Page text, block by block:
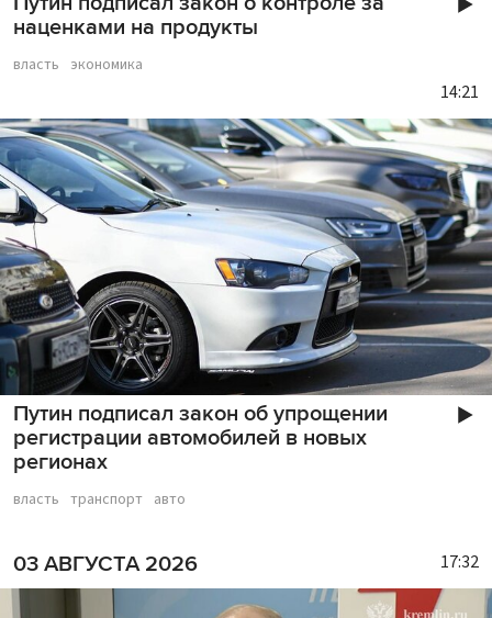
наценками на продукты
власть экономика
Путин подписал закон об упрощении
регистрации автомобилей в новых
регионах
14:21
власть транспорт авто
03 АВГУСТА 2026 17:32